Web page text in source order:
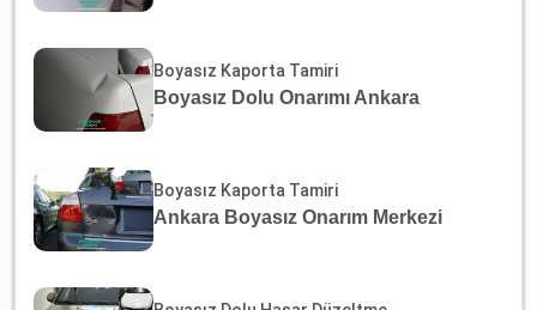
Boyasız Kaporta Tamiri
Boyasız Dolu Onarımı Ankara
Boyasız Kaporta Tamiri
Ankara Boyasız Onarım Merkezi